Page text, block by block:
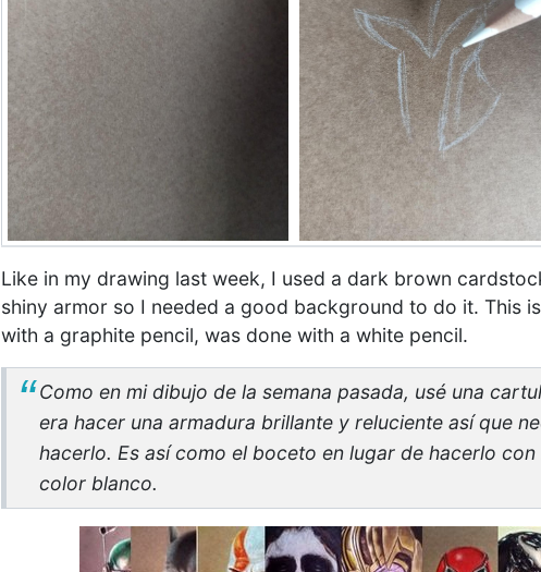
Like in my drawing last week, I used a dark brown
shiny armor so I needed a good background to do it. This
with a graphite pencil, was done with a white pencil.
Como en mi dibujo de la semana pasada, usé una
era hacer una armadura brillante y reluciente así que
hacerlo. Es así como el boceto en lugar de hacerlo
color blanco.